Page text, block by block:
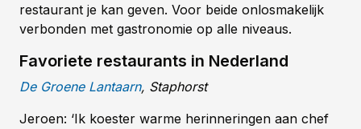
restaurant je kan geven. Voor beide onlosmakelijk
verbonden met gastronomie op alle niveaus.
Favoriete restaurants in Nederland
De Groene Lantaarn, Staphorst
Jeroen: ‘Ik koester warme herinneringen aan chef